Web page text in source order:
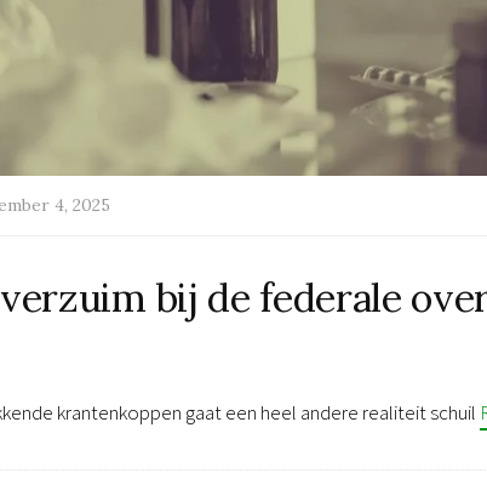
4, 2025
bij de federale
krantenkoppen gaat een heel andere realiteit schuil